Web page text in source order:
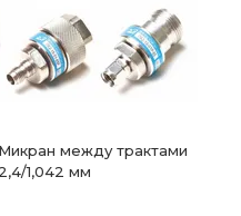
между трактами
1,042 мм